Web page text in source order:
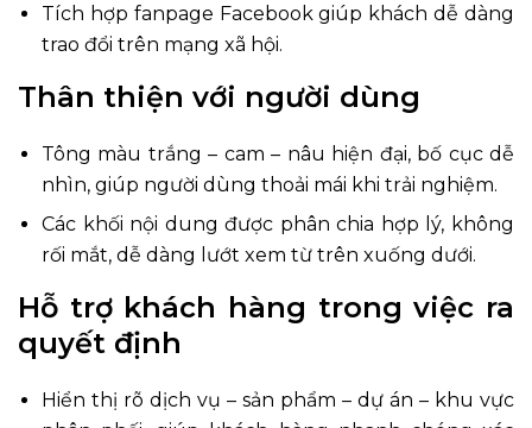
Tích hợp fanpage Facebook giúp khách dễ dàng
trao đổi trên mạng xã hội.
Thân thiện với người dùng
Tông màu trắng – cam – nâu hiện đại, bố cục dễ
nhìn, giúp người dùng thoải mái khi trải nghiệm.
Các khối nội dung được phân chia hợp lý, không
rối mắt, dễ dàng lướt xem từ trên xuống dưới.
Hỗ trợ khách hàng trong việc ra
quyết định
Hiển thị rõ dịch vụ – sản phẩm – dự án – khu vực